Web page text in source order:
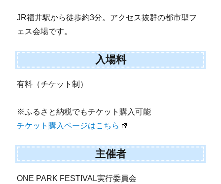
JR福井駅から徒歩約3分。アクセス抜群の都市型フ
ェス会場です。
入場料
有料（チケット制）
※ふるさと納税でもチケット購入可能
チケット購入ページはこちら
主催者
ONE PARK FESTIVAL実行委員会